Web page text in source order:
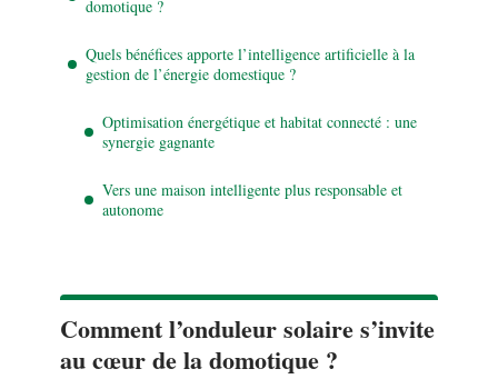
domotique ?
Quels bénéfices apporte l’intelligence artificielle à la
gestion de l’énergie domestique ?
Optimisation énergétique et habitat connecté : une
synergie gagnante
Vers une maison intelligente plus responsable et
autonome
Comment l’onduleur solaire s’invite
au cœur de la domotique ?